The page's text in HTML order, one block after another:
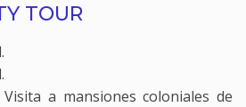
TOUR
a mansiones coloniales de